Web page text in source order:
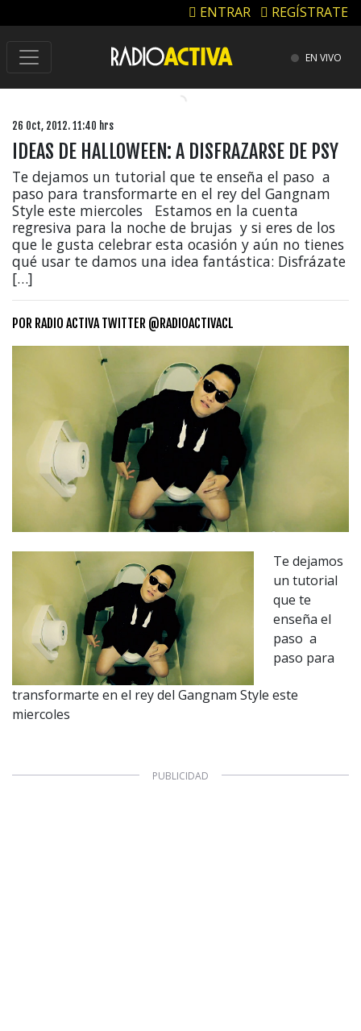
ENTRAR REGÍSTRATE
EN VIVO
26 Oct, 2012. 11:40 hrs
IDEAS DE HALLOWEEN: A DISFRAZARSE DE PSY
Te dejamos un tutorial que te enseña el paso a
paso para transformarte en el rey del Gangnam
Style este miercoles Estamos en la cuenta
regresiva para la noche de brujas y si eres de los
que le gusta celebrar esta ocasión y aún no tienes
qué usar te damos una idea fantástica: Disfrázate
[…]
POR RADIO ACTIVA TWITTER @RADIOACTIVACL
Te dejamos
un tutorial
que te
enseña el
paso a
paso para
transformarte en el rey del Gangnam Style este
miercoles